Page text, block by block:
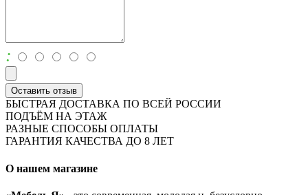
:
Оставить отзыв
БЫСТРАЯ ДОСТАВКА ПО ВСЕЙ РОССИИ
ПОДЪЁМ НА ЭТАЖ
РАЗНЫЕ СПОСОБЫ ОПЛАТЫ
ГАРАНТИЯ КАЧЕСТВА ДО 8 ЛЕТ
О нашем магазине